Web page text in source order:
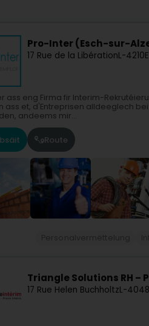
Pro-Inter (Esch-sur-
17 Rue de la LibérationL-4210
ass eng Firma fir Interim-
ass et, d'Entreprisen alldeeglech
andeems mir...
Route
Triangle Solutions RH –
17 Rue Helen BuchholtzL-4048